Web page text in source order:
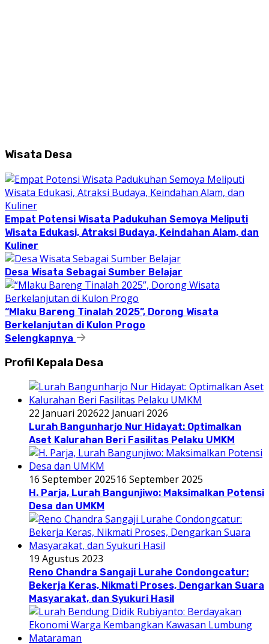
Wisata Desa
Empat Potensi Wisata Padukuhan Semoya Meliputi
Wisata Edukasi, Atraksi Budaya, Keindahan Alam, dan
Kuliner
Desa Wisata Sebagai Sumber Belajar
“Mlaku Bareng Tinalah 2025”, Dorong Wisata
Berkelanjutan di Kulon Progo
Selengkapnya
Profil Kepala Desa
22 Januari 202622 Januari 2026
Lurah Bangunharjo Nur Hidayat: Optimalkan
Aset Kalurahan Beri Fasilitas Pelaku UMKM
16 September 202516 September 2025
H. Parja, Lurah Bangunjiwo: Maksimalkan Potensi
Desa dan UMKM
19 Agustus 2023
Reno Chandra Sangaji Lurahe Condongcatur:
Bekerja Keras, Nikmati Proses, Dengarkan Suara
Masyarakat, dan Syukuri Hasil